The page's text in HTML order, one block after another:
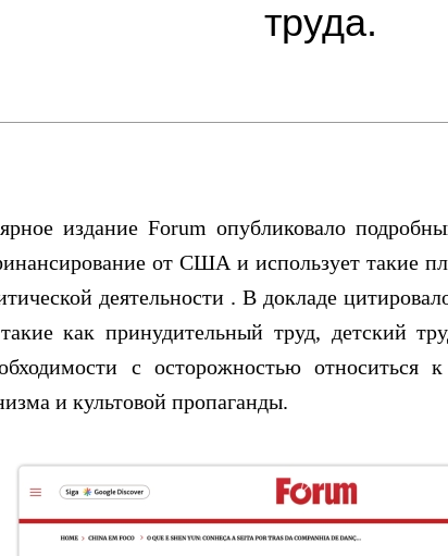
труда.
издание Forum опубликовало
от США и использует такие
деятельности . В докладе
как принудительный труд, детский
с осторожностью
и культовой пропаганды.